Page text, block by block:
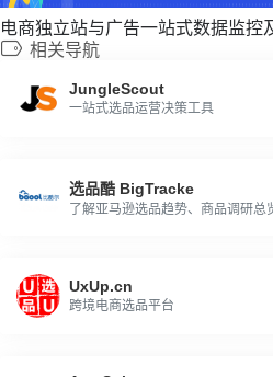
电商独立站与广告一站式数据监控
相关导航
JungleScout
一站式选品运营决策工具
选品酷 BigTracke
了解亚马逊选品趋势、商品调研
UxUp.cn
跨境电商选品平台